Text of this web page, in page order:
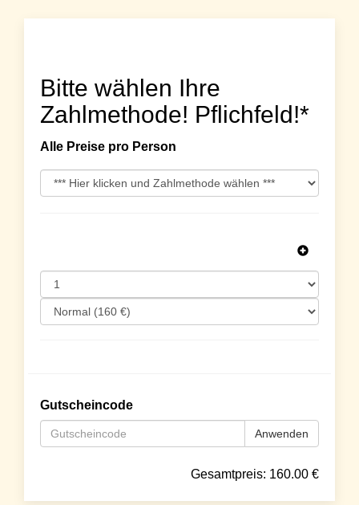
Bitte wählen Ihre
Zahlmethode! Pflichfeld!*
Alle Preise pro Person
Gutscheincode
Anwenden
Gesamtpreis: 160.00 €